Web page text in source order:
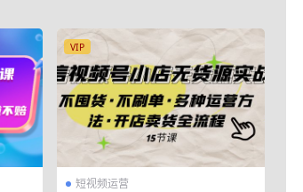
VIP
短视频运营